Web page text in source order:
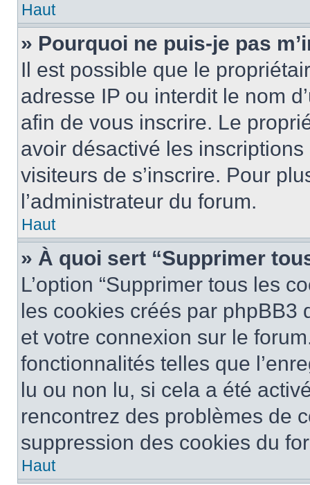
Haut
» Pourquoi ne puis-je pas
Il est possible que le
adresse IP ou interdit le nom
afin de vous inscrire. Le
avoir désactivé les
visiteurs de s’inscrire. Pour
l’administrateur du forum.
Haut
» À quoi sert “Supprimer
L’option “Supprimer tous les
les cookies créés par phpBB3
et votre connexion sur le
fonctionnalités telles que
lu ou non lu, si cela a été
rencontrez des problèmes de
suppression des cookies du
Haut